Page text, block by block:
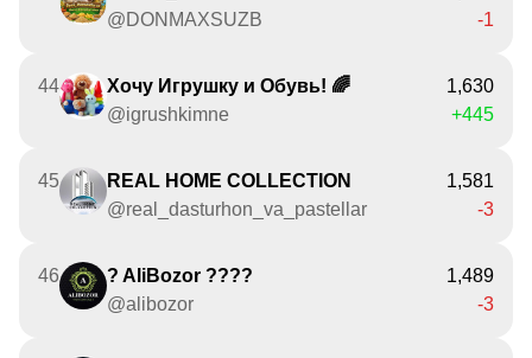
@DONMAXSUZB
-1
44
Хочу Игрушку и Обувь! 🌈
@igrushkimne
1,630
+445
45
REAL HOME COLLECTION
@real_dasturhon_va_pastellar
1,581
-3
46
? AliBozor ????
@alibozor
1,489
-3